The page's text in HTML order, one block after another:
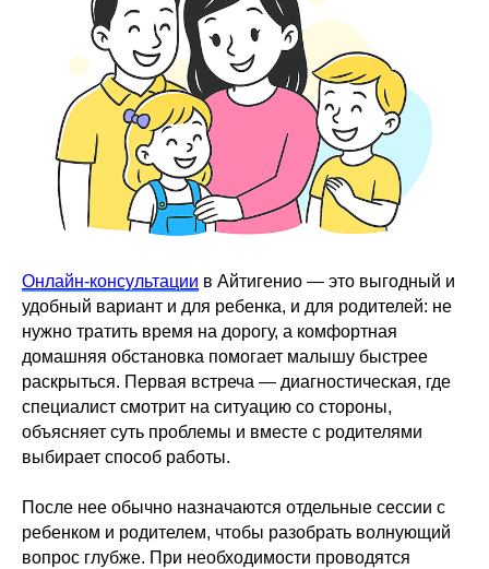
Онлайн-консультации в Айтигенио — это выгодный и
удобный вариант и для ребенка, и для родителей: не
нужно тратить время на дорогу, а комфортная
домашняя обстановка помогает малышу быстрее
раскрыться. Первая встреча — диагностическая, где
специалист смотрит на ситуацию со стороны,
объясняет суть проблемы и вместе с родителями
выбирает способ работы.
После нее обычно назначаются отдельные сессии с
ребенком и родителем, чтобы разобрать волнующий
вопрос глубже. При необходимости проводятся